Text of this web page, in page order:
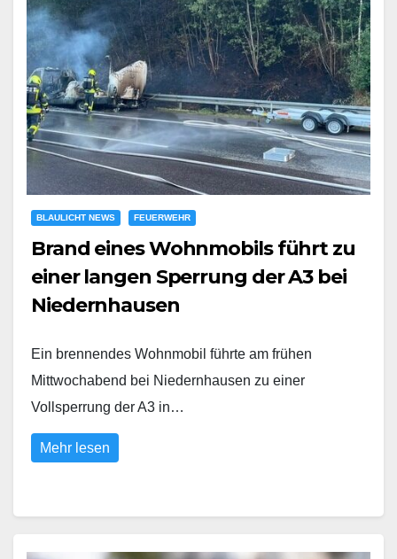
BLAULICHT NEWS FEUERWEHR
Brand eines Wohnmobils führt zu
einer langen Sperrung der A3 bei
Niedernhausen
Ein brennendes Wohnmobil führte am frühen
Mittwochabend bei Niedernhausen zu einer
Vollsperrung der A3 in…
Mehr lesen